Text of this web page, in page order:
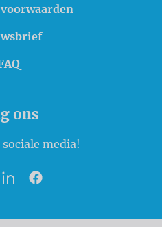
ons
media!
LinkedInFacebook